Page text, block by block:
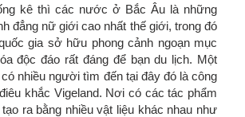
kê thì các nước ở Bắc Âu là những
đẳng nữ giới cao nhất thế giới, trong đó
gia sở hữu phong cảnh ngoạn mục
độc đáo rất đáng để bạn du lịch. Một
nhiều người tìm đến tại đây đó là công
khắc Vigeland. Nơi có các tác phẩm
ra bằng nhiều vật liệu khác nhau như